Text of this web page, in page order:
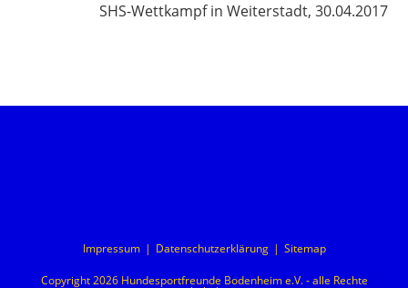
SHS-Wettkampf in Weiterstadt, 30.04.2017
Impressum Datenschutzerklärung Sitemap
Copyright 2026 Hundesportfreunde Bodenheim e.V. - alle Rechte